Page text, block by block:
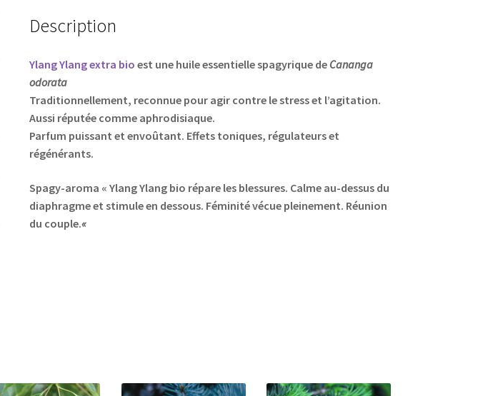
Description
Ylang Ylang extra bio est une huile essentielle spagyrique de Cananga
odorata
Traditionnellement, reconnue pour agir contre le stress et l’agitation.
Aussi réputée comme aphrodisiaque.
Parfum puissant etenvoûtant. Effets toniques, régulateurs et
régénérants.
Spagy-aroma « Ylang Ylang bio répare les blessures. Calme au-dessus du
diaphragme et stimule en dessous. Féminité vécue pleinement. Réunion
du couple.«